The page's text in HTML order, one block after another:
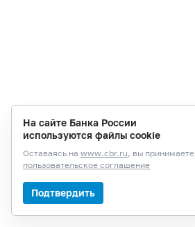
На сайте Банка России
используются файлы cookie
Оставаясь на www.cbr.ru, вы принимаете
пользовательское соглашение
Подтвердить